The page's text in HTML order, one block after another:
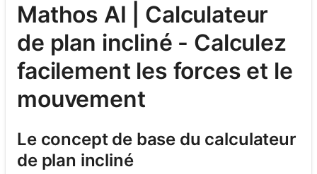
Mathos AI | Calculateur
de plan incliné - Calculez
facilement les forces et le
mouvement
Le concept de base du calculateur
de plan incliné